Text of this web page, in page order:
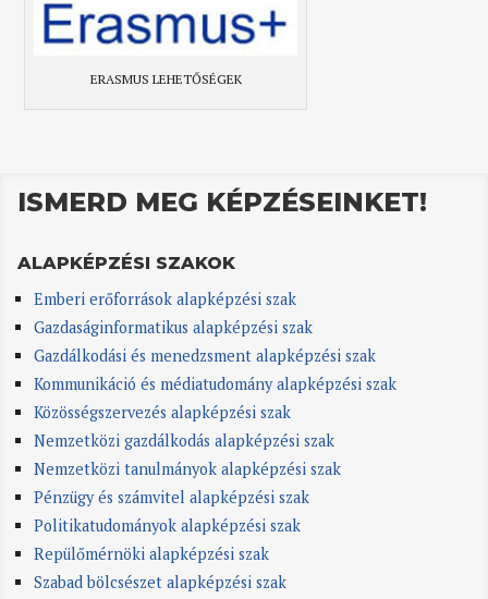
ERASMUS LEHETŐSÉGEK
ISMERD MEG KÉPZÉSEINKET!
ALAPKÉPZÉSI SZAKOK
Emberi erőforrások alapképzési szak
Gazdaságinformatikus alapképzési szak
Gazdálkodási és menedzsment alapképzési szak
Kommunikáció és médiatudomány alapképzési szak
Közösségszervezés alapképzési szak
Nemzetközi gazdálkodás alapképzési szak
Nemzetközi tanulmányok alapképzési szak
Pénzügy és számvitel alapképzési szak
Politikatudományok alapképzési szak
Repülőmérnöki alapképzési szak
Szabad bölcsészet alapképzési szak